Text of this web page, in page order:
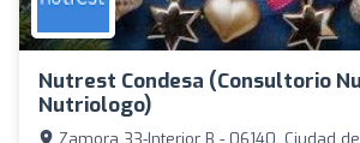
Nutrest Condesa (Consultorio
Nutriologo)
Zamora 33-Interior B - 06140, Ciudad